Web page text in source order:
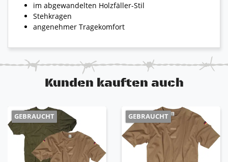
im abgewandelten Holzfäller-Stil
Stehkragen
angenehmer Tragekomfort
Kunden kauften auch
GEBRAUCHT GEBRAUCHT